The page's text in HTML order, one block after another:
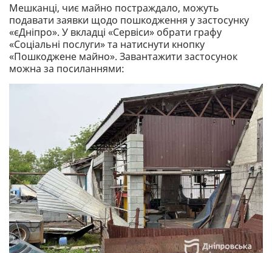
Мешканці, чиє майно постраждало, можуть
подавати заявки щодо пошкодження у застосунку
«єДніпро». У вкладці «Сервіси» обрати графу
«Соціальні послуги» та натиснути кнопку
«Пошкоджене майно». Завантажити застосунок
можна за посиланнями: